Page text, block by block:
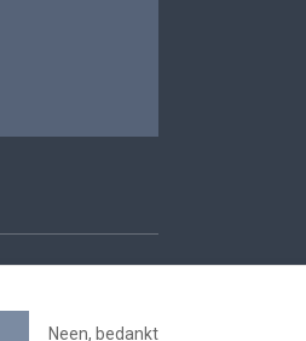
Neen, bedankt